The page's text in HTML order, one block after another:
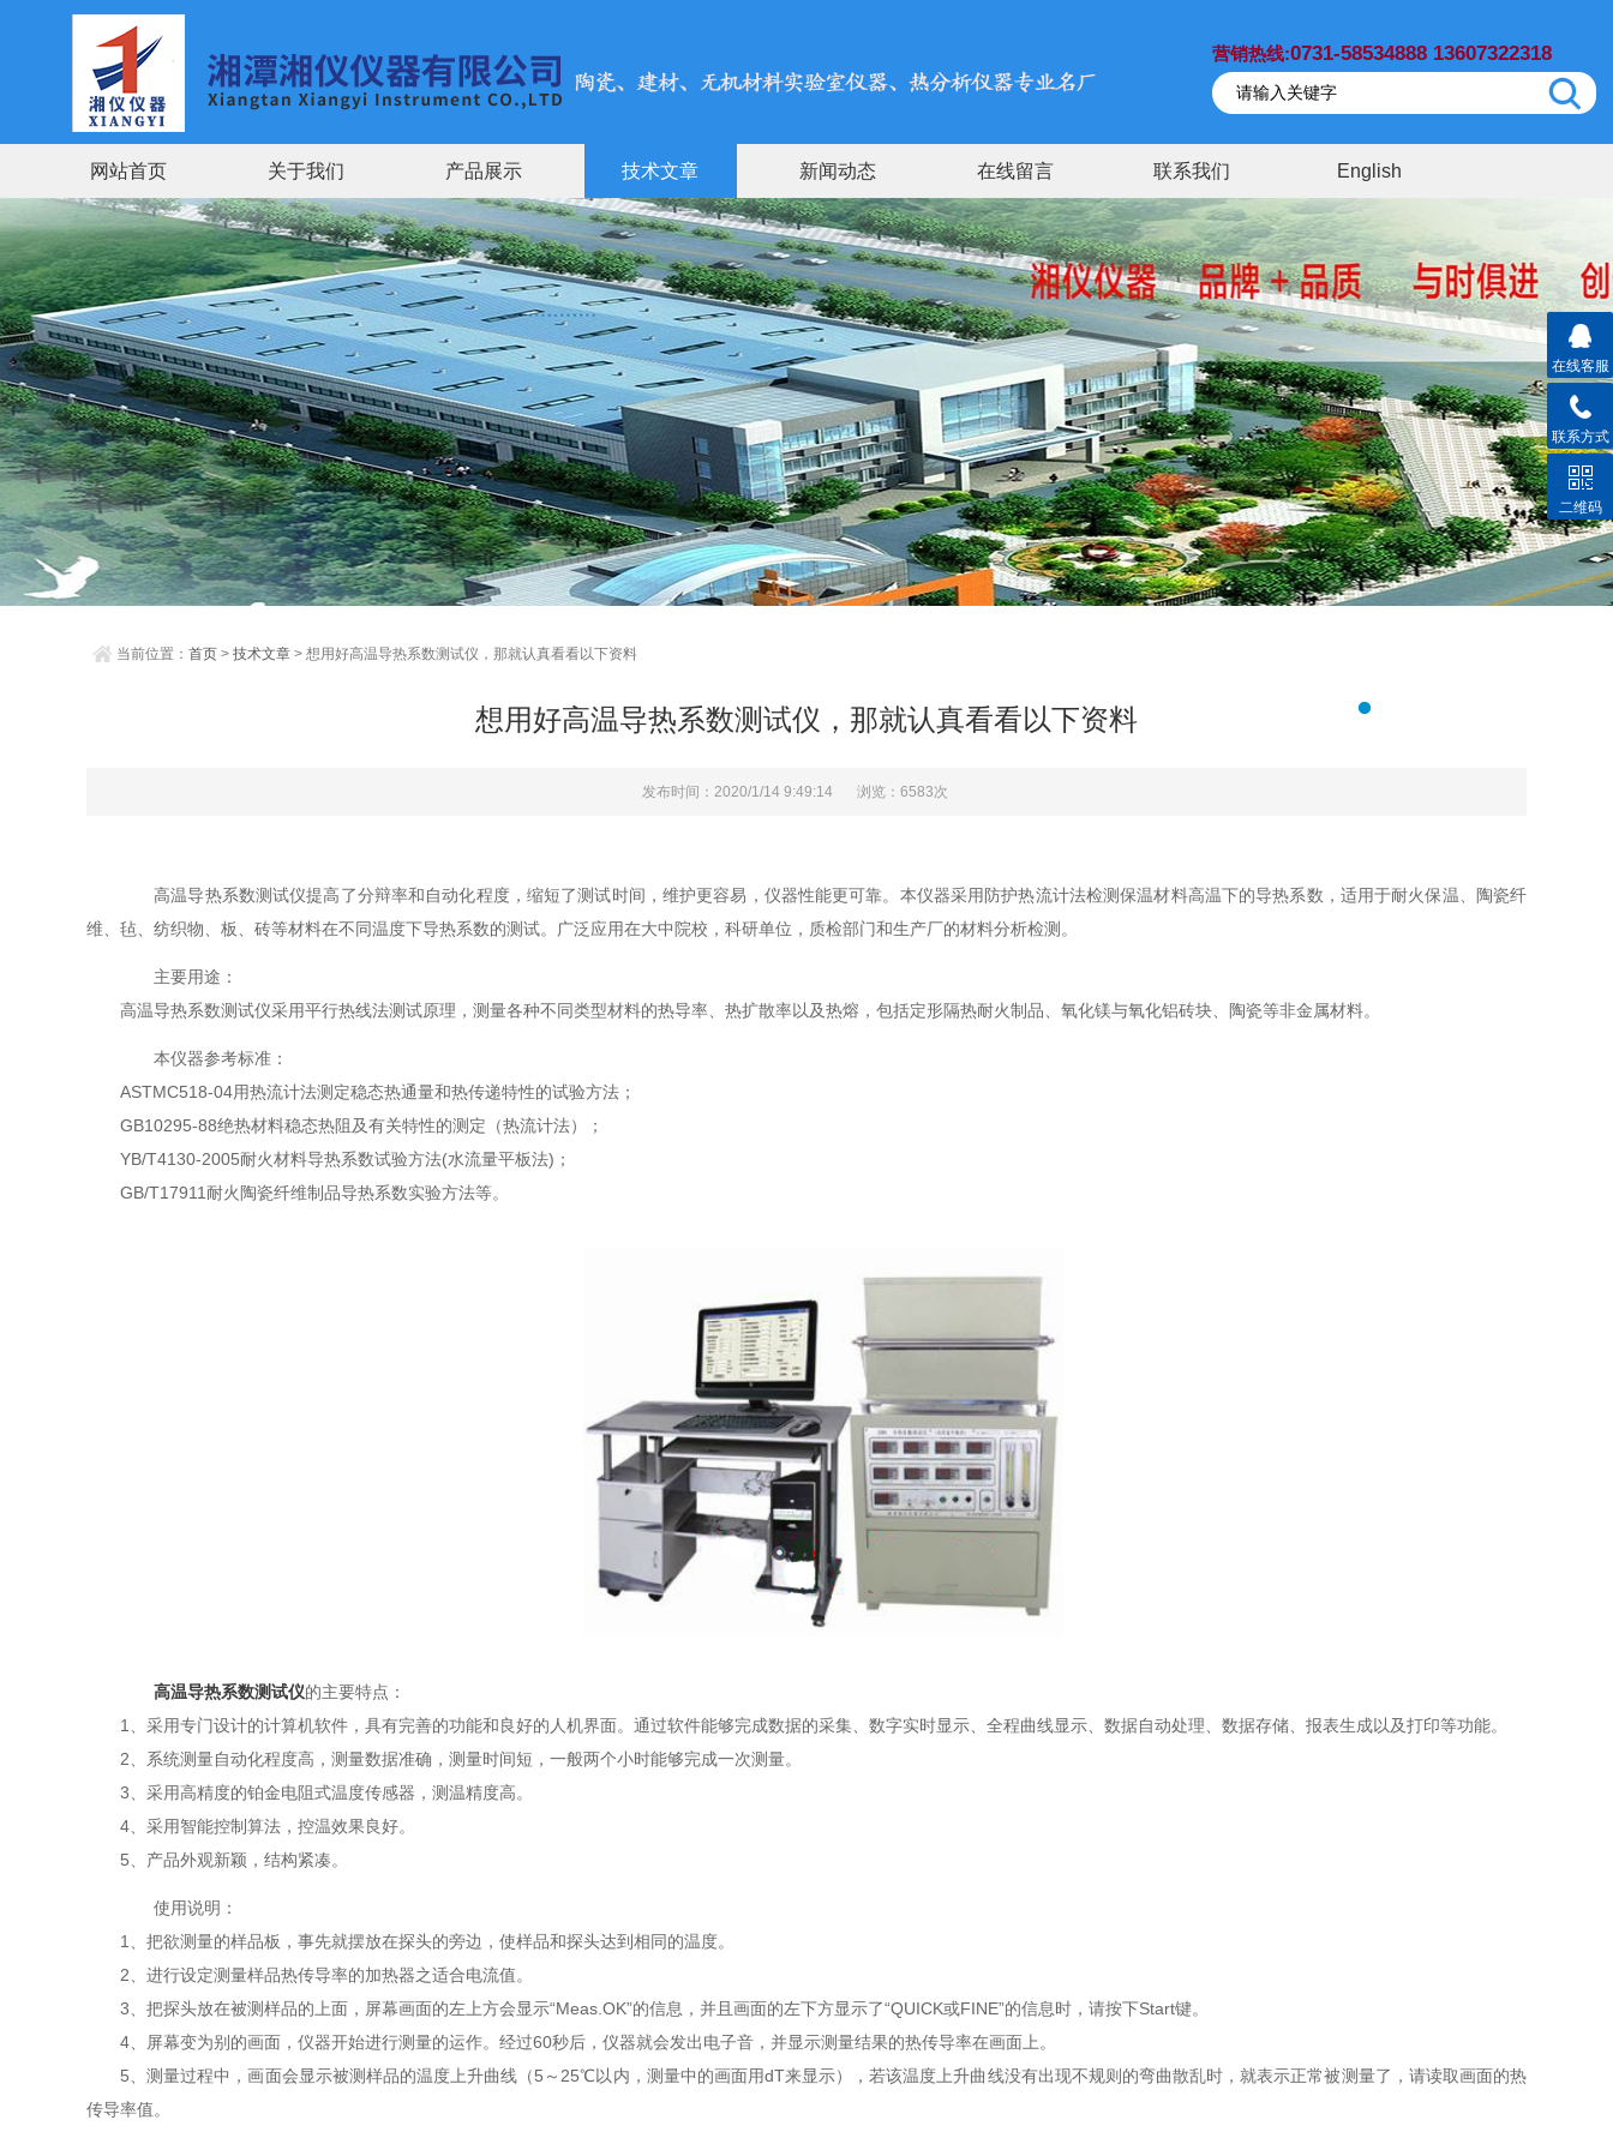
营销热线:0731-58534888 13607322318
网站首页 关于我们 产品展示 技术文章 新闻动态 在线留言 联系我们 English
当前位置： 首页 > 技术文章 > 想用好高温导热系数测试仪，那就认真看看以下资料
想用好高温导热系数测试仪，那就认真看看以下资料
发布时间：2020/1/14 9:49:14 浏览：6583次
高温导热系数测试仪提高了分辩率和自动化程度，缩短了测试时间，维护更容易，仪器性能更可靠。本仪器采用防护热流计法检测保温材料高温下的导热系数，适用于耐火保温、陶瓷纤
维、毡、纺织物、板、砖等材料在不同温度下导热系数的测试。广泛应用在大中院校，科研单位，质检部门和生产厂的材料分析检测。
主要用途：
高温导热系数测试仪采用平行热线法测试原理，测量各种不同类型材料的热导率、热扩散率以及热熔，包括定形隔热耐火制品、氧化镁与氧化铝砖块、陶瓷等非金属材料。
本仪器参考标准：
ASTMC518-04用热流计法测定稳态热通量和热传递特性的试验方法；
GB10295-88绝热材料稳态热阻及有关特性的测定（热流计法）；
YB/T4130-2005耐火材料导热系数试验方法(水流量平板法)；
GB/T17911耐火陶瓷纤维制品导热系数实验方法等。
高温导热系数测试仪的主要特点：
1、采用专门设计的计算机软件，具有完善的功能和良好的人机界面。通过软件能够完成数据的采集、数字实时显示、全程曲线显示、数据自动处理、数据存储、报表生成以及打印等功能。
2、系统测量自动化程度高，测量数据准确，测量时间短，一般两个小时能够完成一次测量。
3、采用高精度的铂金电阻式温度传感器，测温精度高。
4、采用智能控制算法，控温效果良好。
5、产品外观新颖，结构紧凑。
使用说明：
1、把欲测量的样品板，事先就摆放在探头的旁边，使样品和探头达到相同的温度。
2、进行设定测量样品热传导率的加热器之适合电流值。
3、把探头放在被测样品的上面，屏幕画面的左上方会显示“Meas.OK”的信息，并且画面的左下方显示了“QUICK或FINE”的信息时，请按下Start键。
4、屏幕变为别的画面，仪器开始进行测量的运作。经过60秒后，仪器就会发出电子音，并显示测量结果的热传导率在画面上。
5、测量过程中，画面会显示被测样品的温度上升曲线（5～25℃以内，测量中的画面用dT来显示），若该温度上升曲线没有出现不规则的弯曲散乱时，就表示正常被测量了，请读取画面的热
传导率值。
在线客服
联系方式
二维码